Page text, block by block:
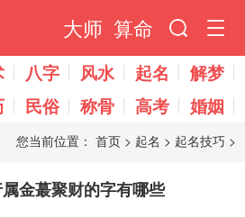
大师 算命
八字 风水 起名
解梦
民俗 称骨 高考 婚姻
您当前位置： 首页 > 起名 > 起名技巧 >
金蕞聚财的字有哪些